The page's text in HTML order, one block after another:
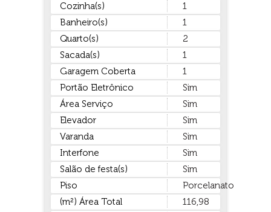
Cozinha(s)
1
Banheiro(s)
1
Quarto(s)
2
Sacada(s)
1
Garagem Coberta
1
Portão Eletrônico
Sim
Área Serviço
Sim
Elevador
Sim
Varanda
Sim
Interfone
Sim
Salão de festa(s)
Sim
Piso
Porcelanato
(m²) Área Total
116,98